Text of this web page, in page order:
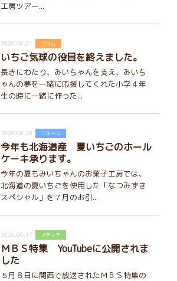
工房ツアー...
2026.06.21 コラム
いちご気球の役目を終えました。
長きにわたり、みいちゃんを支え、みいち
ゃんの夢を一緒に応援してくれた小学４年
生の時に一緒に作った...
2026.06.20 ニュース
今年も北海道産 夏いちごのホール
ケーキ承ります。
今年の夏もみいちゃんのお菓子工房では、
北海道の夏いちごを使用した「なつみずき
スペシャル」を７月のお引...
2026.06.17 メディア
ＭＢＳ特集 YouTubeに公開されま
した
５月８日に関西で放送されたＭＢＳ特集の